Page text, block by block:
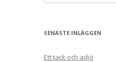
efter:
SENASTE INLÄGGEN
Ett tack och adjö